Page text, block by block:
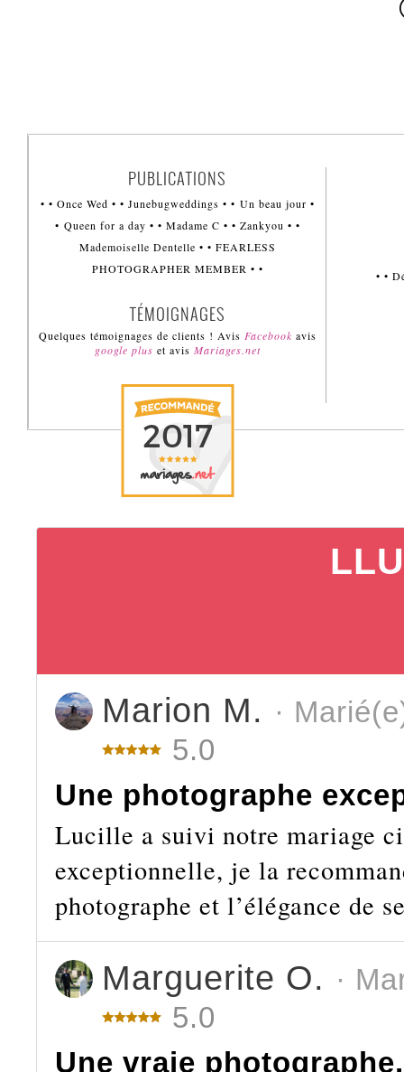
PUBLICATIONS
• • Once Wed • • Junebugweddings • • Un beau jour •
• Queen for a day • • Madame C • • Zankyou • •
Mademoiselle Dentelle • • FEARLESS
PHOTOGRAPHER MEMBER • •
TÉMOIGNAGES
Quelques témoignages de clients ! Avis Facebook avis
google plus et avis Mariages.net
• •
Marion M. ·
5.0
Une photographe
Lucille a suivi notre mariage
exceptionnelle, je la
photographe et l’élégance de
Marguerite O. ·
5.0
Une vraie